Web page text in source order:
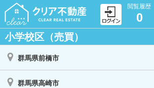
閲覧履歴
0
小学校区（売買）
群馬県前橋市
群馬県高崎市